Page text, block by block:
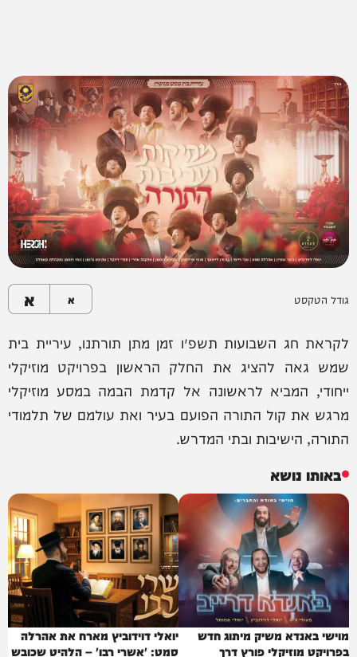
גודל הטקסט א א
לקראת חג השבועות תשפ״ו זמן מתן תורתנו, עיריית בית
שמש גאה להציג את החלק הראשון בפרויקט מוזיקלי
ייחודי, המביא לראשונה אל קדמת הבמה במסע מוזיקלי
מרגש את קול התורה הפועם בעיר ואת עולמם של תלמודי
התורה, הישיבות ובתי המדרש.
באותו נושא
מוישי באנדא משיק מיתוג חדש
בפרויקט מוזיקלי פורץ דרך
יואלי דוידוביץ מארח את אהרלה
סמט: 'אשרי רבו' – הלהיט שכובש